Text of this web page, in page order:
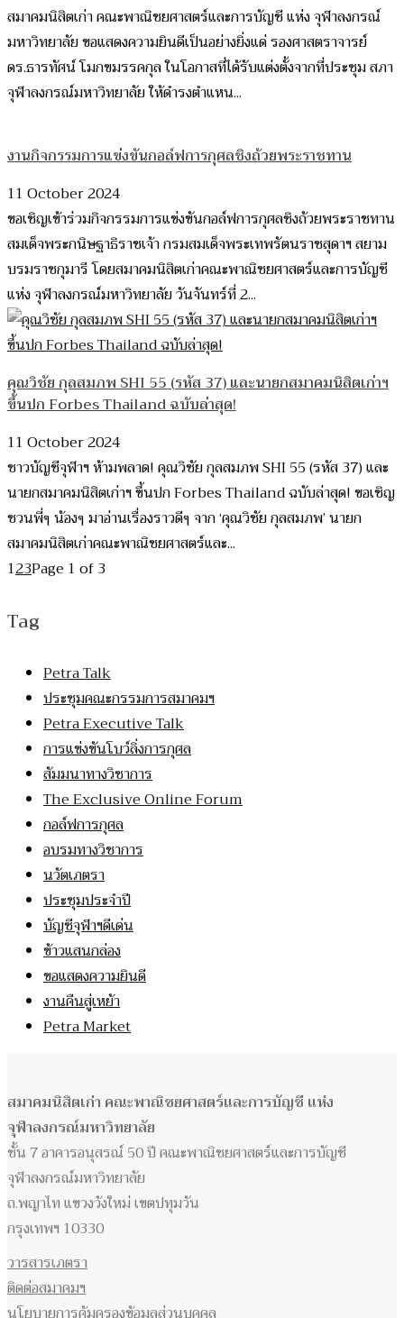
สมาคมนิสิตเก่า คณะพาณิชยศาสตร์และการบัญชี แห่ง จุฬาลงกรณ์
มหาวิทยาลัย ขอแสดงความยินดีเป็นอย่างยิ่งแด่ รองศาสตราจารย์
ดร.ธารทัศน์ โมกขมรรคกุล ในโอกาสที่ได้รับแต่งตั้งจากที่ประชุม สภา
จุฬาลงกรณ์มหาวิทยาลัย ให้ดำรงตำแหน...
งานกิจกรรมการแข่งขันกอล์ฟการกุศลชิงถ้วยพระราชทาน
11 October 2024
ขอเชิญเข้าร่วมกิจกรรมการแข่งขันกอล์ฟการกุศลชิงถ้วยพระราชทาน
สมเด็จพระกนิษฐาธิราชเจ้า กรมสมเด็จพระเทพรัตนราชสุดาฯ สยาม
บรมราชกุมารี โดยสมาคมนิสิตเก่าคณะพาณิชยศาสตร์และการบัญชี
แห่ง จุฬาลงกรณ์มหาวิทยาลัย วันจันทร์ที่ 2...
คุณวิชัย กุลสมภพ SHI 55 (รหัส 37) และนายกสมาคมนิสิตเก่าฯ
ขึ้นปก Forbes Thailand ฉบับล่าสุด!
11 October 2024
ชาวบัญชีจุฬาฯ ห้ามพลาด! คุณวิชัย กุลสมภพ SHI 55 (รหัส 37) และ
นายกสมาคมนิสิตเก่าฯ ขึ้นปก Forbes Thailand ฉบับล่าสุด! ขอเชิญ
ชวนพี่ๆ น้องๆ มาอ่านเรื่องราวดีๆ จาก ‘คุณวิชัย กุลสมภพ’ นายก
สมาคมนิสิตเก่าคณะพาณิชยศาสตร์และ...
123Page 1 of 3
Tag
Petra Talk
ประชุมคณะกรรมการสมาคมฯ
Petra Executive Talk
การแข่งขันโบว์ลิ่งการกุศล
สัมมนาทางวิชาการ
The Exclusive Online Forum
กอล์ฟการกุศล
อบรมทางวิชาการ
นวัตเภตรา
ประชุมประจำปี
บัญชีจุฬาฯดีเด่น
ข้าวแสนกล่อง
ขอแสดงความยินดี
งานคืนสู่เหย้า
Petra Market
สมาคมนิสิตเก่า คณะพาณิชยศาสตร์และการบัญชี แห่ง
จุฬาลงกรณ์มหาวิทยาลัย
ชั้น 7 อาคารอนุสรณ์ 50 ปี คณะพาณิชยศาสตร์และการบัญชี
จุฬาลงกรณ์มหาวิทยาลัย
ถ.พญาไท แขวงวังใหม่ เขตปทุมวัน
กรุงเทพฯ 10330
วารสารเภตรา
ติดต่อสมาคมฯ